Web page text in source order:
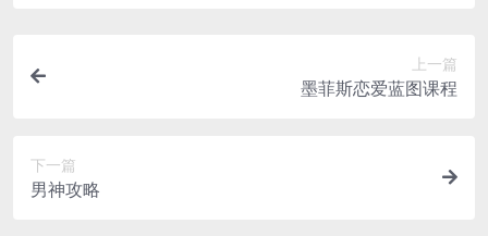
上一篇
墨菲斯恋爱蓝图课程
下一篇
男神攻略